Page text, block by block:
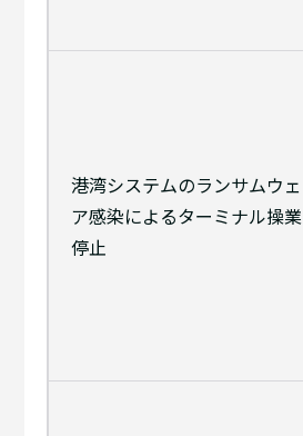
港湾システムのランサムウェ
ア感染によるターミナル操業
停止